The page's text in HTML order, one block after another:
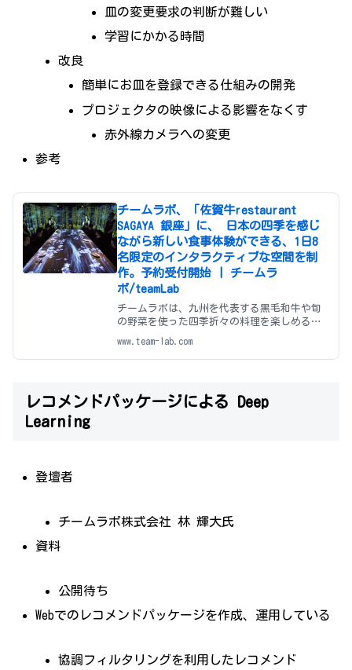
皿の変更要求の判断が難しい
学習にかかる時間
改良
簡単にお皿を登録できる仕組みの開発
プロジェクタの映像による影響をなくす
赤外線カメラへの変更
参考
チームラボ、「佐賀牛restaurant
SAGAYA 銀座」に、 日本の四季を感じ
ながら新しい食事体験ができる、1日8
名限定のインタラクティブな空間を制
作。予約受付開始 | チームラ
ボ/teamLab
チームラボは、九州を代表する黒毛和牛や旬
の野菜を使った四季折々の料理を楽しめる
「佐賀牛restaurant SAGAYA 銀座」（銀座）
に、日本の四季を感じながら新しい食事体験
ができる、1日8名限定のインタラクティブな
www.team-lab.com
レコメンドパッケージによる Deep
Learning
登壇者
チームラボ株式会社 林 輝大氏
資料
公開待ち
Webでのレコメンドパッケージを作成、運用している
協調フィルタリングを利用したレコメンド